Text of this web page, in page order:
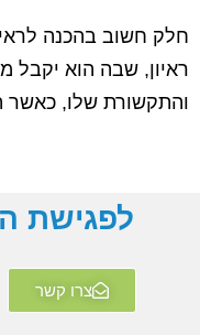
חלק חשוב בהכנה
ראיון, שבה הוא יקבל
והתקשורת שלו, כאשר
יודע
לפגישת
צרו קשר